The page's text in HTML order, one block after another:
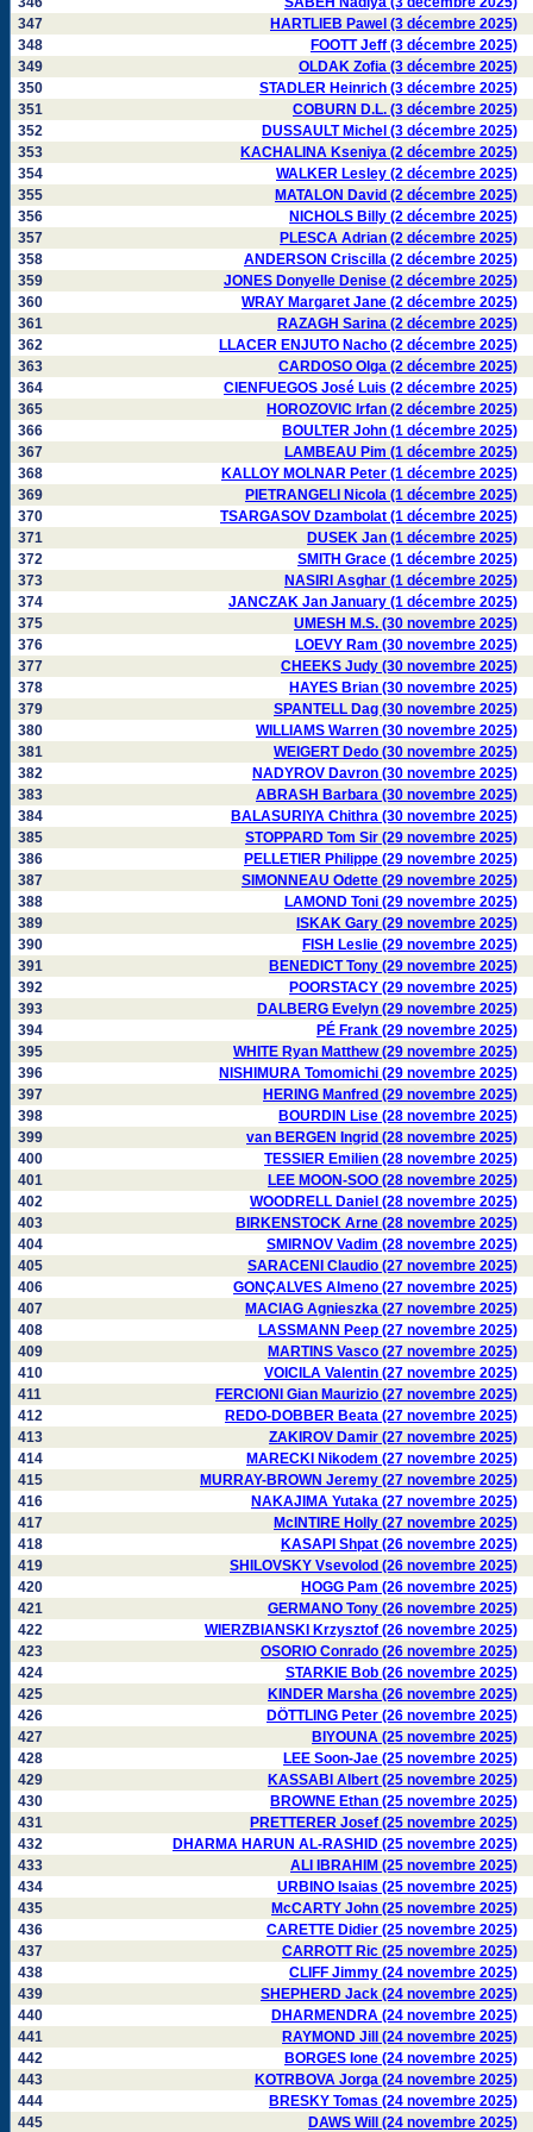
347
HARTLIEB Pawel (3 décembre 2025)
348
FOOTT Jeff (3 décembre 2025)
349
OLDAK Zofia (3 décembre 2025)
350
STADLER Heinrich (3 décembre 2025)
351
COBURN D.L. (3 décembre 2025)
352
DUSSAULT Michel (3 décembre 2025)
353
KACHALINA Kseniya (2 décembre 2025)
354
WALKER Lesley (2 décembre 2025)
355
MATALON David (2 décembre 2025)
356
NICHOLS Billy (2 décembre 2025)
357
PLESCA Adrian (2 décembre 2025)
358
ANDERSON Criscilla (2 décembre 2025)
359
JONES Donyelle Denise (2 décembre 2025)
360
WRAY Margaret Jane (2 décembre 2025)
361
RAZAGH Sarina (2 décembre 2025)
362
LLACER ENJUTO Nacho (2 décembre 2025)
363
CARDOSO Olga (2 décembre 2025)
364
CIENFUEGOS José Luis (2 décembre 2025)
365
HOROZOVIC Irfan (2 décembre 2025)
366
BOULTER John (1 décembre 2025)
367
LAMBEAU Pim (1 décembre 2025)
368
KALLOY MOLNAR Peter (1 décembre 2025)
369
PIETRANGELI Nicola (1 décembre 2025)
370
TSARGASOV Dzambolat (1 décembre 2025)
371
DUSEK Jan (1 décembre 2025)
372
SMITH Grace (1 décembre 2025)
373
NASIRI Asghar (1 décembre 2025)
374
JANCZAK Jan January (1 décembre 2025)
375
UMESH M.S. (30 novembre 2025)
376
LOEVY Ram (30 novembre 2025)
377
CHEEKS Judy (30 novembre 2025)
378
HAYES Brian (30 novembre 2025)
379
SPANTELL Dag (30 novembre 2025)
380
WILLIAMS Warren (30 novembre 2025)
381
WEIGERT Dedo (30 novembre 2025)
382
NADYROV Davron (30 novembre 2025)
383
ABRASH Barbara (30 novembre 2025)
384
BALASURIYA Chithra (30 novembre 2025)
385
STOPPARD Tom Sir (29 novembre 2025)
386
PELLETIER Philippe (29 novembre 2025)
387
SIMONNEAU Odette (29 novembre 2025)
388
LAMOND Toni (29 novembre 2025)
389
ISKAK Gary (29 novembre 2025)
390
FISH Leslie (29 novembre 2025)
391
BENEDICT Tony (29 novembre 2025)
392
POORSTACY (29 novembre 2025)
393
DALBERG Evelyn (29 novembre 2025)
394
PÉ Frank (29 novembre 2025)
395
WHITE Ryan Matthew (29 novembre 2025)
396
NISHIMURA Tomomichi (29 novembre 2025)
397
HERING Manfred (29 novembre 2025)
398
BOURDIN Lise (28 novembre 2025)
399
van BERGEN Ingrid (28 novembre 2025)
400
TESSIER Emilien (28 novembre 2025)
401
LEE MOON-SOO (28 novembre 2025)
402
WOODRELL Daniel (28 novembre 2025)
403
BIRKENSTOCK Arne (28 novembre 2025)
404
SMIRNOV Vadim (28 novembre 2025)
405
SARACENI Claudio (27 novembre 2025)
406
GONÇALVES Almeno (27 novembre 2025)
407
MACIAG Agnieszka (27 novembre 2025)
408
LASSMANN Peep (27 novembre 2025)
409
MARTINS Vasco (27 novembre 2025)
410
VOICILA Valentin (27 novembre 2025)
411
FERCIONI Gian Maurizio (27 novembre 2025)
412
REDO-DOBBER Beata (27 novembre 2025)
413
ZAKIROV Damir (27 novembre 2025)
414
MARECKI Nikodem (27 novembre 2025)
415
MURRAY-BROWN Jeremy (27 novembre 2025)
416
NAKAJIMA Yutaka (27 novembre 2025)
417
McINTIRE Holly (27 novembre 2025)
418
KASAPI Shpat (26 novembre 2025)
419
SHILOVSKY Vsevolod (26 novembre 2025)
420
HOGG Pam (26 novembre 2025)
421
GERMANO Tony (26 novembre 2025)
422
WIERZBIANSKI Krzysztof (26 novembre 2025)
423
OSORIO Conrado (26 novembre 2025)
424
STARKIE Bob (26 novembre 2025)
425
KINDER Marsha (26 novembre 2025)
426
DÖTTLING Peter (26 novembre 2025)
427
BIYOUNA (25 novembre 2025)
428
LEE Soon-Jae (25 novembre 2025)
429
KASSABI Albert (25 novembre 2025)
430
BROWNE Ethan (25 novembre 2025)
431
PRETTERER Josef (25 novembre 2025)
432
DHARMA HARUN AL-RASHID (25 novembre 2025)
433
ALI IBRAHIM (25 novembre 2025)
434
URBINO Isaias (25 novembre 2025)
435
McCARTY John (25 novembre 2025)
436
CARETTE Didier (25 novembre 2025)
437
CARROTT Ric (25 novembre 2025)
438
CLIFF Jimmy (24 novembre 2025)
439
SHEPHERD Jack (24 novembre 2025)
440
DHARMENDRA (24 novembre 2025)
441
RAYMOND Jill (24 novembre 2025)
442
BORGES Ione (24 novembre 2025)
443
KOTRBOVA Jorga (24 novembre 2025)
444
BRESKY Tomas (24 novembre 2025)
445
DAWS Will (24 novembre 2025)